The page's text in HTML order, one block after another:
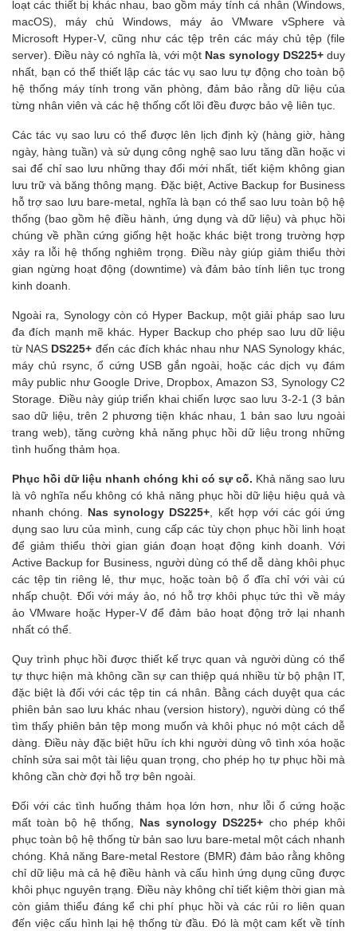
loạt các thiết bị khác nhau, bao gồm máy tính cá nhân (Windows,
macOS), máy chủ Windows, máy ảo VMware vSphere và
Microsoft Hyper-V, cũng như các tệp trên các máy chủ tệp (file
server). Điều này có nghĩa là, với một Nas synology DS225+ duy
nhất, bạn có thể thiết lập các tác vụ sao lưu tự động cho toàn bộ
hệ thống máy tính trong văn phòng, đảm bảo rằng dữ liệu của
từng nhân viên và các hệ thống cốt lõi đều được bảo vệ liên tục.
Các tác vụ sao lưu có thể được lên lịch định kỳ (hàng giờ, hàng
ngày, hàng tuần) và sử dụng công nghệ sao lưu tăng dần hoặc vi
sai để chỉ sao lưu những thay đổi mới nhất, tiết kiệm không gian
lưu trữ và băng thông mạng. Đặc biệt, Active Backup for Business
hỗ trợ sao lưu bare-metal, nghĩa là bạn có thể sao lưu toàn bộ hệ
thống (bao gồm hệ điều hành, ứng dụng và dữ liệu) và phục hồi
chúng về phần cứng giống hệt hoặc khác biệt trong trường hợp
xảy ra lỗi hệ thống nghiêm trọng. Điều này giúp giảm thiểu thời
gian ngừng hoạt động (downtime) và đảm bảo tính liên tục trong
kinh doanh.
Ngoài ra, Synology còn có Hyper Backup, một giải pháp sao lưu
đa đích mạnh mẽ khác. Hyper Backup cho phép sao lưu dữ liệu
từ NAS DS225+ đến các đích khác nhau như NAS Synology khác,
máy chủ rsync, ổ cứng USB gắn ngoài, hoặc các dịch vụ đám
mây public như Google Drive, Dropbox, Amazon S3, Synology C2
Storage. Điều này giúp triển khai chiến lược sao lưu 3-2-1 (3 bản
sao dữ liệu, trên 2 phương tiện khác nhau, 1 bản sao lưu ngoài
trang web), tăng cường khả năng phục hồi dữ liệu trong những
tình huống thảm họa.
Phục hồi dữ liệu nhanh chóng khi có sự cố. Khả năng sao lưu
là vô nghĩa nếu không có khả năng phục hồi dữ liệu hiệu quả và
nhanh chóng. Nas synology DS225+ , kết hợp với các gói ứng
dụng sao lưu của mình, cung cấp các tùy chọn phục hồi linh hoạt
để giảm thiểu thời gian gián đoạn hoạt động kinh doanh. Với
Active Backup for Business, người dùng có thể dễ dàng khôi phục
các tệp tin riêng lẻ, thư mục, hoặc toàn bộ ổ đĩa chỉ với vài cú
nhấp chuột. Đối với máy ảo, nó hỗ trợ khôi phục tức thì về máy
ảo VMware hoặc Hyper-V để đảm bảo hoạt động trở lại nhanh
nhất có thể.
Quy trình phục hồi được thiết kế trực quan và người dùng có thể
tự thực hiện mà không cần sự can thiệp quá nhiều từ bộ phận IT,
đặc biệt là đối với các tệp tin cá nhân. Bằng cách duyệt qua các
phiên bản sao lưu khác nhau (version history), người dùng có thể
tìm thấy phiên bản tệp mong muốn và khôi phục nó một cách dễ
dàng. Điều này đặc biệt hữu ích khi người dùng vô tình xóa hoặc
chỉnh sửa sai một tài liệu quan trọng, cho phép họ tự phục hồi mà
không cần chờ đợi hỗ trợ bên ngoài.
Đối với các tình huống thảm họa lớn hơn, như lỗi ổ cứng hoặc
mất toàn bộ hệ thống, Nas synology DS225+ cho phép khôi
phục toàn bộ hệ thống từ bản sao lưu bare-metal một cách nhanh
chóng. Khả năng Bare-metal Restore (BMR) đảm bảo rằng không
chỉ dữ liệu mà cả hệ điều hành và cấu hình ứng dụng cũng được
khôi phục nguyên trạng. Điều này không chỉ tiết kiệm thời gian mà
còn giảm thiểu đáng kể chi phí phục hồi và các rủi ro liên quan
đến việc cấu hình lại hệ thống từ đầu. Đó là một cam kết về tính